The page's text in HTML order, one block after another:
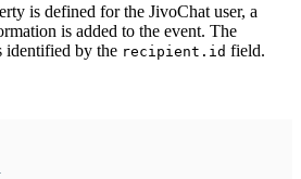
is defined for the JivoChat user, a
is added to the event. The
identified by the recipient.id field.